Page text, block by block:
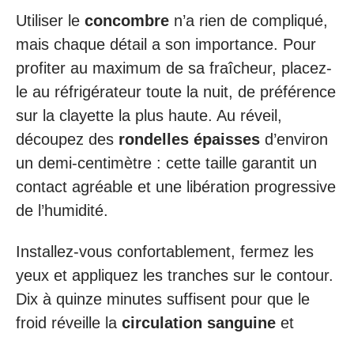
Utiliser le concombre n’a rien de compliqué,
mais chaque détail a son importance. Pour
profiter au maximum de sa fraîcheur, placez-
le au réfrigérateur toute la nuit, de préférence
sur la clayette la plus haute. Au réveil,
découpez des rondelles épaisses d’environ
un demi-centimètre : cette taille garantit un
contact agréable et une libération progressive
de l’humidité.
Installez-vous confortablement, fermez les
yeux et appliquez les tranches sur le contour.
Dix à quinze minutes suffisent pour que le
froid réveille la circulation sanguine et